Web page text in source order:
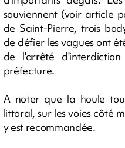
souviennent (voir article
de Saint-Pierre, trois
de défier les vagues ont
de l'arrêté
préfecture.
A noter que la houle
littoral, sur les voies côté
y est recommandée.